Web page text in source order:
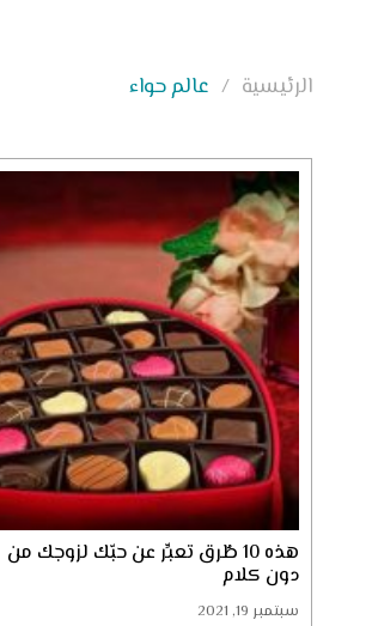
الرئيسية عالم حواء
هذه 10 طُرق تعبِّر عن حبّك لزوجك من
دون كلام
سبتمبر 19, 2021